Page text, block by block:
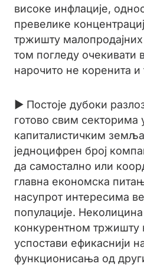
високе инфлације,
превелике
тржишту
том погледу очекивати
нарочито не коренита
► Постоје дубоки
готово свим секторима
капиталистичким
једноцифрен број
да самостално или
главна економска
насупрот интересима
популације.
конкурентном тржишту
успостави ефикаснији
функционисања од